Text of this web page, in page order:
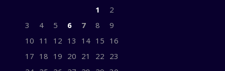
1
2
3
4 5 6 7 8
9
10 11 12 13 14 15 16
17 18 19 20 21 22 23